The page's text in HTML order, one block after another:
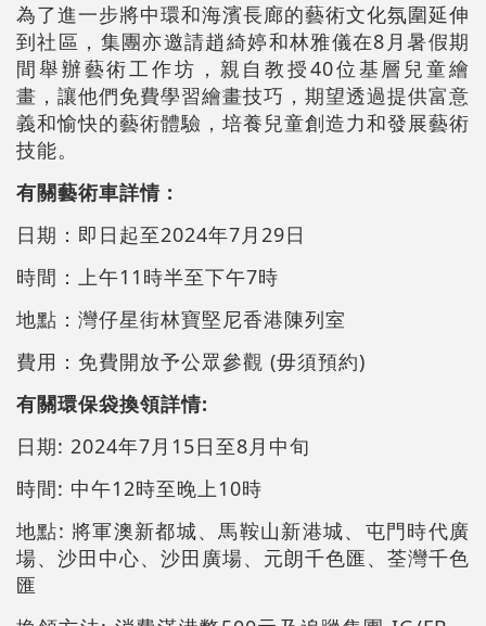
為了進一步將中環和海濱長廊的藝術文化氛圍延伸
到社區，集團亦邀請趙綺婷和林雅儀在8月暑假期
間舉辦藝術工作坊，親自教授40位基層兒童繪
畫，讓他們免費學習繪畫技巧，期望透過提供富意
義和愉快的藝術體驗，培養兒童創造力和發展藝術
技能。
有關藝術車詳情 :
日期：即日起至2024年7月29日
時間：上午11時半至下午7時
地點：灣仔星街林寶堅尼香港陳列室
費用：免費開放予公眾參觀 (毋須預約)
有關環保袋換領詳情:
日期: 2024年7月15日至8月中旬
時間: 中午12時至晚上10時
地點: 將軍澳新都城、馬鞍山新港城、屯門時代廣
場、沙田中心、沙田廣場、元朗千色匯、荃灣千色
匯